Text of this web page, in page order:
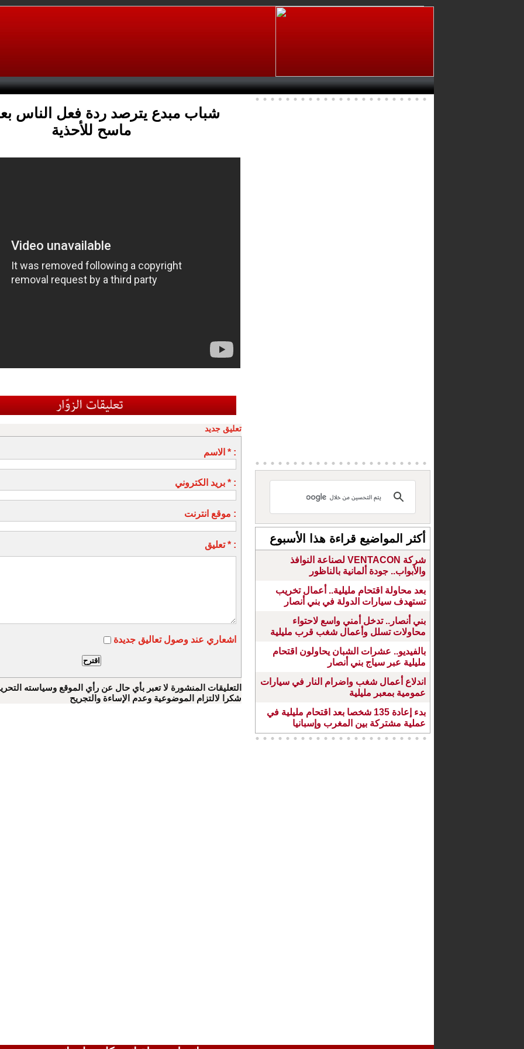
شباب مبدع يترصد ردة فعل الناس
ماسح للأحذية
تعليق جديد
الاسم * :
بريد الكتروني * :
موقع انترنت :
تعليق * :
اشعاري عند وصول تعاليق جديدة
التعليقات المنشورة لا تعبر بأي حال عن رأي الموقع وسياسته
شكرا لالتزام الموضوعية وعدم الإساءة والتجريح
أكثر المواضيع قراءة هذا الأسبوع
شركة VENTACON لصناعة النوافذ
والأبواب.. جودة ألمانية بالناظور
بعد محاولة اقتحام مليلية.. أعمال تخريب
تستهدف سيارات الدولة في بني أنصار
بني أنصار.. تدخل أمني واسع لاحتواء
محاولات تسلل وأعمال شغب قرب مليلية
بالفيديو.. عشرات الشبان يحاولون اقتحام
مليلية عبر سياج بني أنصار
اندلاع أعمال شغب واضرام النار في سيارات
عمومية بمعبر مليلية
بدء إعادة 135 شخصا بعد اقتحام مليلية في
عملية مشتركة بين المغرب وإسبانيا